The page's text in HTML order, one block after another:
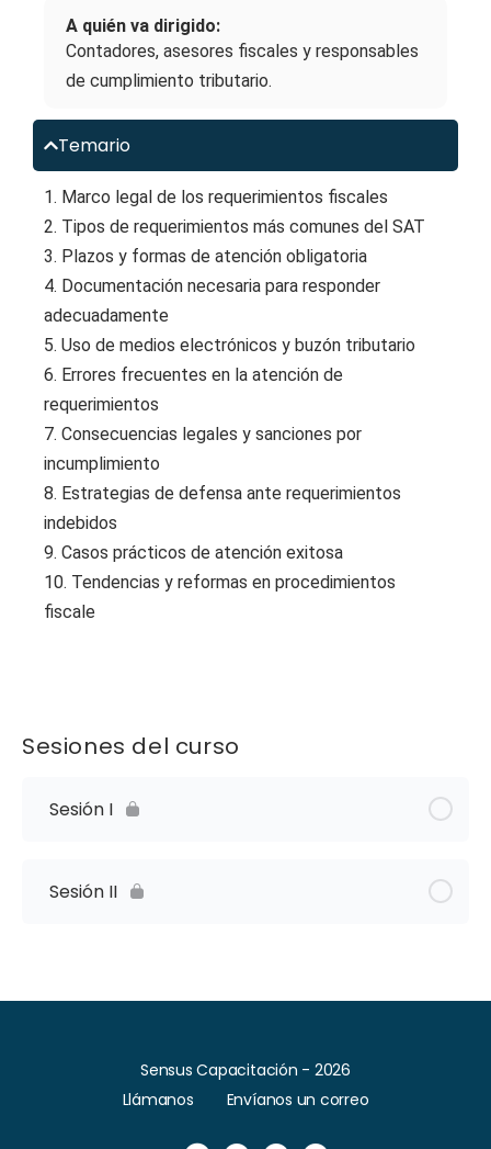
A quién va dirigido:
Contadores, asesores fiscales y responsables
de cumplimiento tributario.
Temario
1. Marco legal de los requerimientos fiscales
2. Tipos de requerimientos más comunes del SAT
3. Plazos y formas de atención obligatoria
4. Documentación necesaria para responder
adecuadamente
5. Uso de medios electrónicos y buzón tributario
6. Errores frecuentes en la atención de
requerimientos
7. Consecuencias legales y sanciones por
incumplimiento
8. Estrategias de defensa ante requerimientos
indebidos
9. Casos prácticos de atención exitosa
10. Tendencias y reformas en procedimientos
fiscale
Sesiones del curso
Sesión I
Sesión II
Sensus Capacitación - 2026
Llámanos
Envíanos un correo